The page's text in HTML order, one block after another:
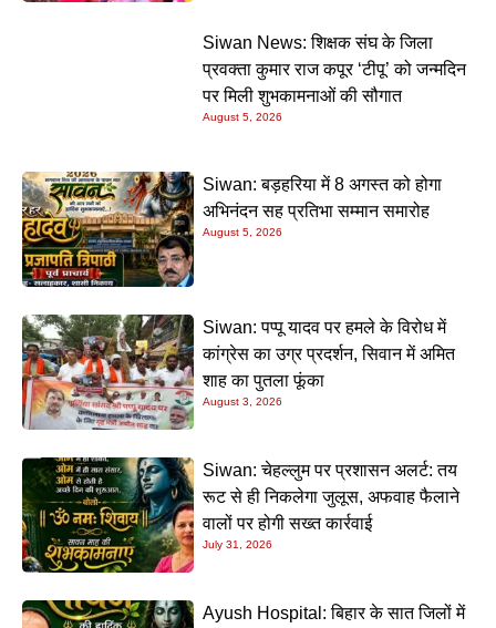
Siwan News: शिक्षक संघ के जिला
प्रवक्ता कुमार राज कपूर ‘टीपू’ को जन्मदिन
पर मिली शुभकामनाओं की सौगात
August 5, 2026
Siwan: बड़हरिया में 8 अगस्त को होगा
अभिनंदन सह प्रतिभा सम्मान समारोह
August 5, 2026
Siwan: पप्पू यादव पर हमले के विरोध में
कांग्रेस का उग्र प्रदर्शन, सिवान में अमित
शाह का पुतला फूंका
August 3, 2026
Siwan: चेहल्लुम पर प्रशासन अलर्ट: तय
रूट से ही निकलेगा जुलूस, अफवाह फैलाने
वालों पर होगी सख्त कार्रवाई
July 31, 2026
Ayush Hospital: बिहार के सात जिलों में